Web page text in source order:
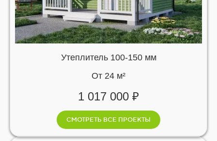
Утеплитель 100-150 мм
От 24 м²
1 017 000 ₽
СМОТРЕТЬ ВСЕ ПРОЕКТЫ